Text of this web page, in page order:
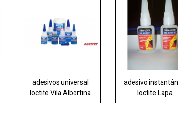
adesivos universal
loctite Vila Albertina
adesivo
loctite Lapa